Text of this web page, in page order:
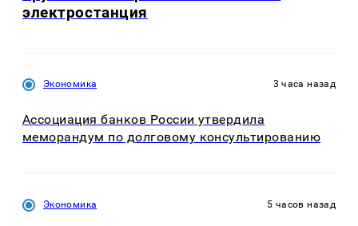
электростанция
Экономика 3 часа назад
Ассоциация банков России утвердила
меморандум по долговому консультированию
Экономика 5 часов назад